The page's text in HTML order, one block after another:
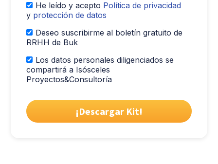
He leído y acepto Política de privacidad
y protección de datos
Deseo suscribirme al boletín gratuito de
RRHH de Buk
Los datos personales diligenciados se
compartirá a Isósceles
Proyectos&Consultoría